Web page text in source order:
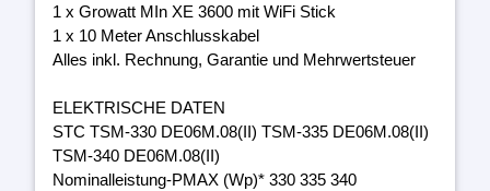
1 x Growatt MIn XE 3600 mit WiFi Stick
1 x 10 Meter Anschlusskabel
Alles inkl. Rechnung, Garantie und Mehrwertsteuer
ELEKTRISCHE DATEN
STC TSM-330 DE06M.08(II) TSM-335 DE06M.08(II)
TSM-340 DE06M.08(II)
Nominalleistung-PMAX (Wp)* 330 335 340